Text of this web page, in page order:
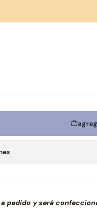
& arcilla
pedido y será